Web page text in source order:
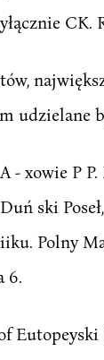
CK.
xowie P
ski
Polny
6.